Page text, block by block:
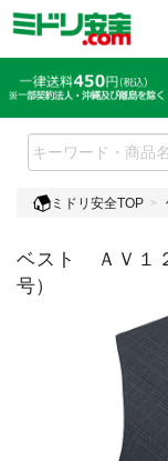
ミドリ安全TOP
ベスト ＡＶ１
号）